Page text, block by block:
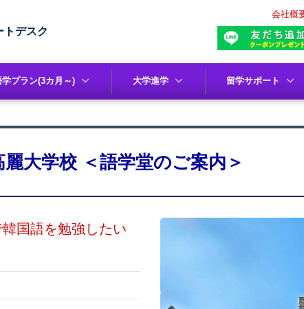
トデスク
会社概
プラン(3カ月～) 大学進学 留学サポート
麗大学校 ＜語学堂のご案内＞
国語を勉強したい